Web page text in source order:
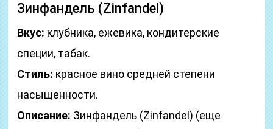
Зинфандель (Zinfandel)
Вкус: клубника, ежевика, кондитерские
специи, табак.
Стиль: красное вино средней степени
насыщенности.
Описание: Зинфандель (Zinfandel) (еще